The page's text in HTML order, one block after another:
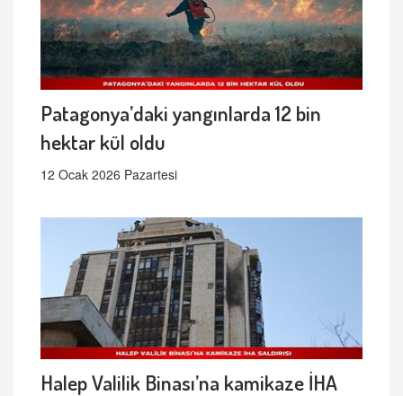
Patagonya’daki yangınlarda 12 bin
hektar kül oldu
12 Ocak 2026 Pazartesi
Halep Valilik Binası’na kamikaze İHA